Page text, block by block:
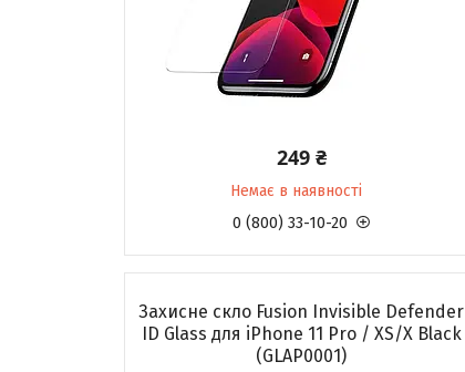
249 ₴
Немає в наявності
0 (800) 33-10-20
Захисне скло Fusion Invisible Defender
ID Glass для iPhone 11 Pro / XS/X Black
(GLAP0001)